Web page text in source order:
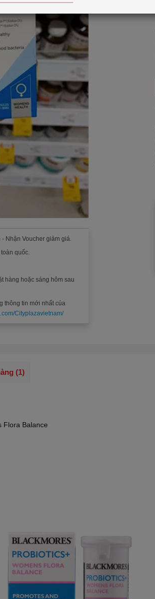
Nhận Voucher giảm giá.
quốc.
hàng hoặc sáng hôm sau
thông tin mới nhất của
Cityplazavietnam/
(1)
Flora Balance